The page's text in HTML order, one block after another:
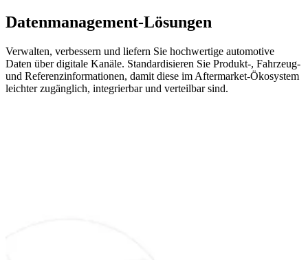
Datenmanagement-Lösungen
Verwalten, verbessern und liefern Sie hochwertige automotive
Daten über digitale Kanäle. Standardisieren Sie Produkt-, Fahrzeug-
und Referenzinformationen, damit diese im Aftermarket-Ökosystem
leichter zugänglich, integrierbar und verteilbar sind.